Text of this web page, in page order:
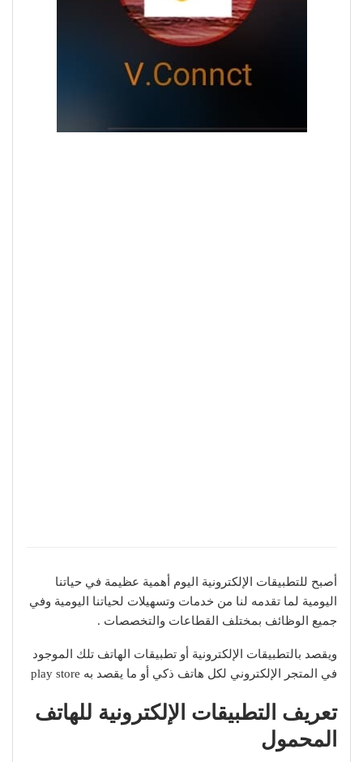
أصبح للتطبيقات الإلكترونية اليوم أهمية عظيمة في حياتنا
اليومية لما تقدمه لنا من خدمات وتسهيلات لحياتنا اليومية وفي
جميع الوظائف بمختلف القطاعات والتخصصات .
ويقصد بالتطبيقات الإلكترونية أو تطبيقات الهاتف تلك الموجود
في المتجر الإلكتروني لكل هاتف ذكي أو ما يقصد به play store
تعريف التطبيقات الإلكترونية للهاتف
المحمول